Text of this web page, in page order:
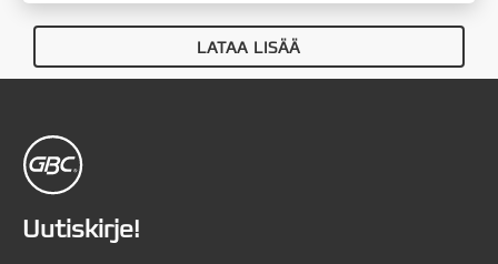
LATAA LISÄÄ
Uutiskirje!